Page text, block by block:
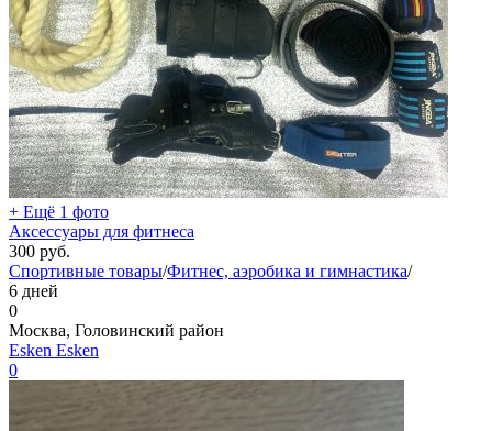
+ Ещё 1 фото
Аксессуары для фитнеса
300 руб.
Спортивные товары/Фитнес, аэробика и гимнастика/
6 дней
0
Москва, Головинский район
Esken Esken
0